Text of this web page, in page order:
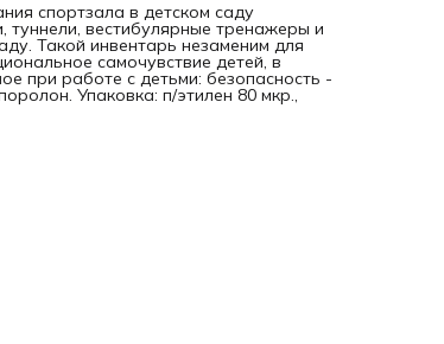
спортзала в детском саду
туннели, вестибулярные тренажеры и
Такой инвентарь незаменим для
самочувствие детей, в
при работе с детьми: безопасность -
Упаковка: п/этилен 80 мкр.,